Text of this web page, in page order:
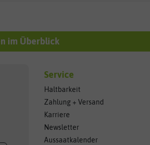
im Überblick
Service
Haltbarkeit
Zahlung + Versand
Karriere
Newsletter
Aussaatkalender